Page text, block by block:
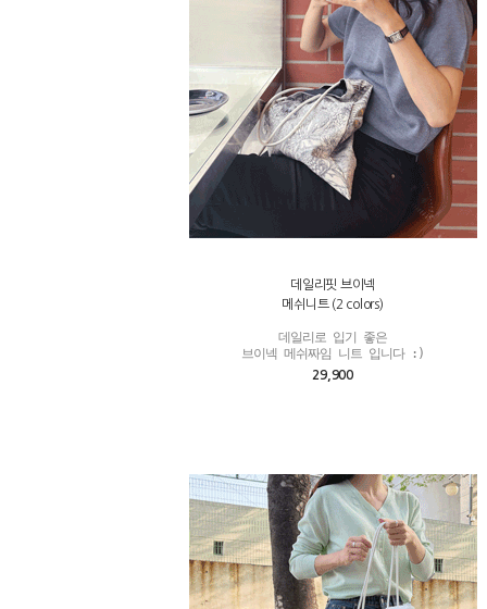
데일리핏 브이넥
메쉬니트 (2 colors)
데일리로 입기 좋은
29,900